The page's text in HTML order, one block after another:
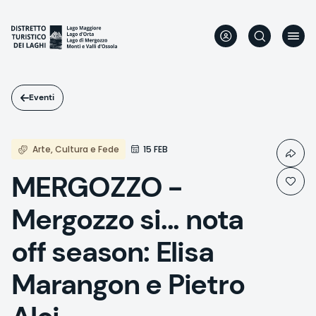
contenuto
principale
Eventi
Arte, Cultura e Fede 15 FEB
MERGOZZO -
Mergozzo si... nota
off season: Elisa
Marangon e Pietro